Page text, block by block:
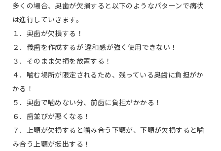
多くの場合、奥歯が欠損すると以下のようなパターンで病状
は進行していきます。
１．奥歯が欠損する！
２．義歯を作成するが 違和感が強く使用できない！
３．そのまま欠損を放置する！
４．噛む場所が限定されるため、残っている奥歯に負担がか
かる！
５．奥歯で噛めない分、前歯に負担がかかる！
６．歯並びが悪くなる！
７．上顎が欠損すると噛み合う下顎が、下顎が欠損すると噛
み合う上顎が挺出する！